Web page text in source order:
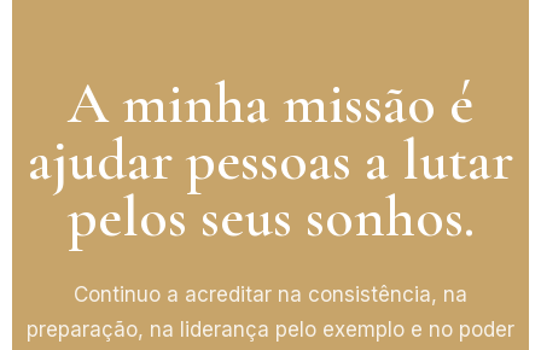
A minha missão é
ajudar pessoas a lutar
pelos seus sonhos.
Continuo a acreditar na consistência, na
preparação, na liderança pelo exemplo e no poder